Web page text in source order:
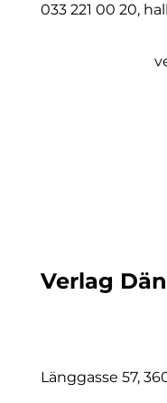
033 221 00 20,
Verlag
Länggasse 57,